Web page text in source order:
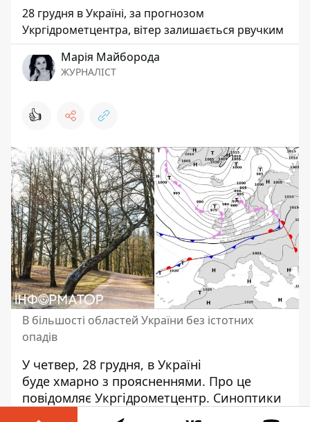
28 грудня в Україні, за прогнозом
Укргідрометцентра, вітер залишається рвучким
Марія Майборода
ЖУРНАЛІСТ
👍
В більшості областей України без істотних
опадів
У четвер, 28 грудня, в Україні
буде хмарно з проясненнями. Про це
повідомляє Укргідрометцентр. Синоптики
прогнозують, що серйозних опадів не